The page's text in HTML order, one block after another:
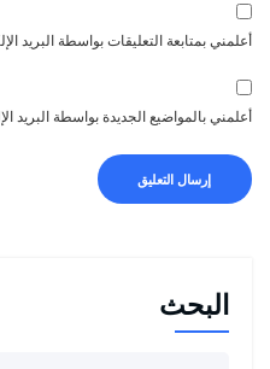
أعلمني بمتابعة التعليقات بواسطة البريد
أعلمني بالمواضيع الجديدة بواسطة البريد
البحث